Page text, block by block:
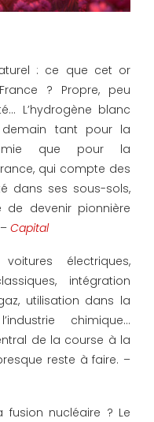
: ce que cet or
? Propre, peu
L’hydrogène blanc
tant pour la
que pour la
qui compte des
dans ses sous-sols,
devenir pionnière
Capital
électriques,
intégration
utilisation dans la
chimique…
de la course à la
reste à faire. –
nucléaire ? Le